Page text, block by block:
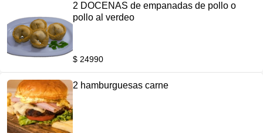
2 DOCENAS de empanadas de pollo o
pollo al verdeo
$ 24990
2 hamburguesas carne